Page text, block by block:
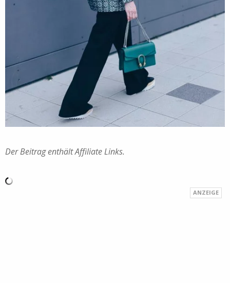
Der Beitrag enthält Affiliate Links.